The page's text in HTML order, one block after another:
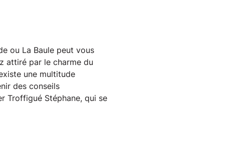
ou La Baule peut vous
attiré par le charme du
une multitude
des conseils
Troffigué Stéphane, qui se